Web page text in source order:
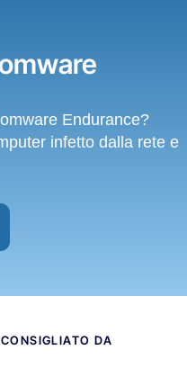
Endurance?
infetto dalla rete e
DA​